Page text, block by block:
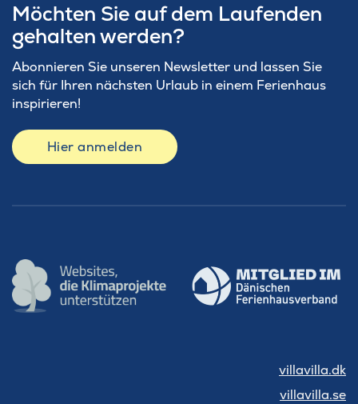
Möchten Sie auf dem Laufenden
gehalten werden?
Abonnieren Sie unseren Newsletter und lassen Sie
sich für Ihren nächsten Urlaub in einem Ferienhaus
inspirieren!
Hier anmelden
villavilla.dk
villavilla.se